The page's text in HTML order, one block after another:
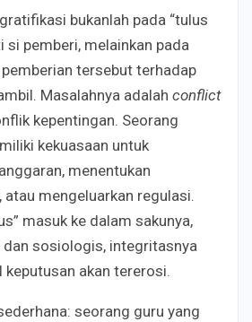
bukanlah pada “tulus
si pemberi, melainkan pada
tersebut terhadap
Masalahnya adalah conflict
kepentingan. Seorang
kekuasaan untuk
menentukan
atau mengeluarkan regulasi.
masuk ke dalam sakunya,
sosiologis, integritasnya
akan tererosi.
seorang guru yang